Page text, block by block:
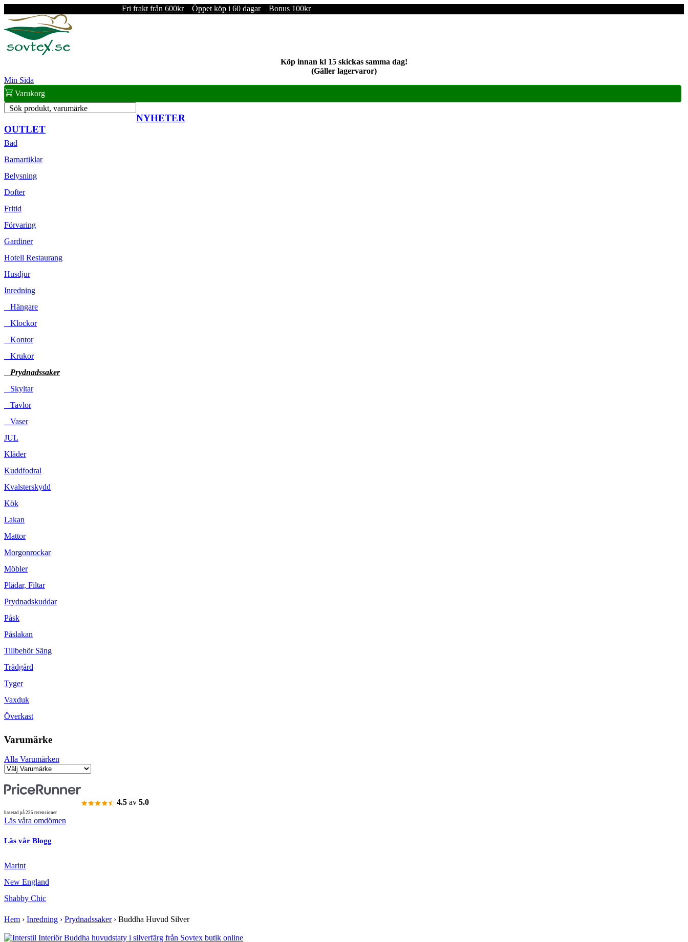
Fri frakt från 600kr Öppet köp i 60 dagar Bonus 100kr
Köp innan kl 15 skickas samma dag!
(Gäller lagervaror)
Min Sida
Varukorg
Sök produkt, varumärke
NYHETER
OUTLET
Bad
Barnartiklar
Belysning
Dofter
Fritid
Förvaring
Gardiner
Hotell Restaurang
Husdjur
Inredning
Hängare
Klockor
Kontor
Krukor
Prydnadssaker
Skyltar
Tavlor
Vaser
JUL
Kläder
Kuddfodral
Kvalsterskydd
Kök
Lakan
Mattor
Morgonrockar
Möbler
Plädar, Filtar
Prydnadskuddar
Påsk
Påslakan
Tillbehör Säng
Trädgård
Tyger
Vaxduk
Överkast
Varumärke
Alla Varumärken
4.5 av 5.0
baserad på 235 recensioner
Läs våra omdömen
Läs vår Blogg
Marint
New England
Shabby Chic
Hem › Inredning › Prydnadssaker› Buddha Huvud Silver